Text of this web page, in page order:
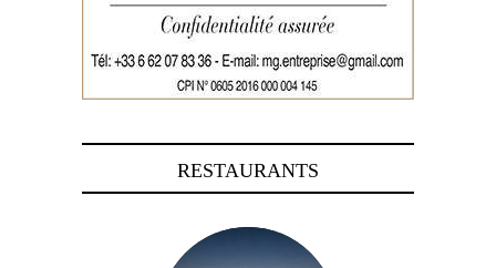
RESTAURANTS